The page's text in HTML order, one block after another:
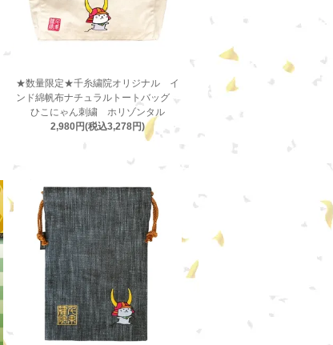
★数量限定★千糸繍院オリジナル イ
ンド綿帆布ナチュラルトートバッグ
ひこにゃん刺繍 ホリゾンタル
2,980円(税込3,278円)